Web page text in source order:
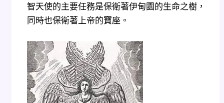
智天使的主要任務是保衛著伊甸園的生命之樹，
同時也保衛著上帝的寶座。